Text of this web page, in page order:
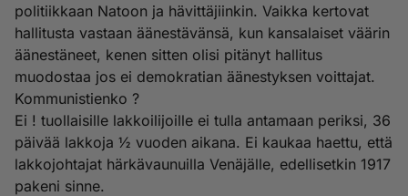
politiikkaan Natoon ja hävittäjiinkin. Vaikka kertovat
hallitusta vastaan äänestävänsä, kun kansalaiset väärin
äänestäneet, kenen sitten olisi pitänyt hallitus
muodostaa jos ei demokratian äänestyksen voittajat.
Kommunistienko ?
Ei ! tuollaisille lakkoilijoille ei tulla antamaan periksi, 36
päivää lakkoja ½ vuoden aikana. Ei kaukaa haettu, että
lakkojohtajat härkävaunuilla Venäjälle, edellisetkin 1917
pakeni sinne.